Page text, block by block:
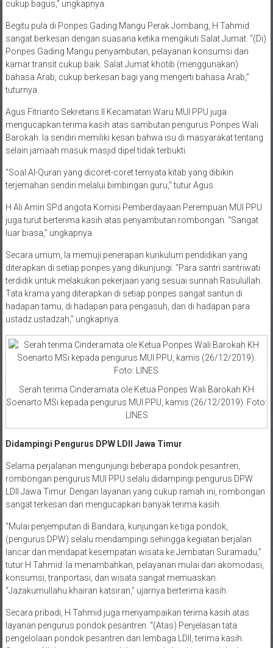
cukup bagus,” ungkapnya.
Begitu pula di Ponpes Gading Mangu Perak Jombang, H Tahmid
sangat berkesan dengan suasana ketika mengikuti Salat Jumat. “(Di)
Ponpes Gading Mangu penyambutan, pelayanan konsumsi dan
kamar transit cukup baik. Salat Jumat khotib (menggunakan)
bahasa Arab, cukup berkesan bagi yang mengerti bahasa Arab,”
tuturnya.
Agus Fitrianto Sekretaris II Kecamatan Waru MUI PPU juga
mengucapkan terima kasih atas sambutan pengurus Ponpes Wali
Barokah. Ia sendiri memiliki kesan bahwa isu di masyarakat tentang
selain jamaah masuk masjid dipel tidak terbukti.
“Soal Al-Quran yang dicoret-coret ternyata kitab yang dibikin
terjemahan sendiri melalui bimbingan guru,” tutur Agus.
H Ali Amin SPd angota Komisi Pemberdayaan Perempuan MUI PPU
juga turut berterima kasih atas penyambutan rombongan. “Sangat
luar biasa,” ungkapnya.
Secara umum, Ia memuji penerapan kurikulum pendidikan yang
diterapkan di setiap ponpes yang dikunjungi. “Para santri santriwati
terdidik untuk melakukan pekerjaan yang sesuai sunnah Rasulullah.
Tata krama yang diterapkan di setiap ponpes sangat santun di
hadapan tamu, di hadapan para pengasuh, dan di hadapan para
ustadz ustadzah,” ungkapnya.
Serah terima Cinderamata ole Ketua Ponpes Wali Barokah KH
Soenarto MSi kepada pengurus MUI PPU, kamis (26/12/2019). Foto:
LINES
Didampingi Pengurus DPW LDII Jawa Timur
Selama perjalanan mengunjungi beberapa pondok pesantren,
rombongan pengurus MUI PPU selalu didampingi pengurus DPW
LDII Jawa Timur. Dengan layanan yang cukup ramah ini, rombongan
sangat terkesan dan mengucapkan banyak terima kasih.
“Mulai penjemputan di Bandara, kunjungan ke tiga pondok,
(pengurus DPW) selalu mendampingi sehingga kegiatan berjalan
lancar dan mendapat kesempatan wisata ke Jembatan Suramadu,”
tutur H Tahmid. Ia menambahkan, pelayanan mulai dari akomodasi,
konsumsi, tranportasi, dan wisata sangat memuaskan.
“Jazakumullahu khairan katsiran,” ujarnya berterima kasih.
Secara pribadi, H Tahmid juga menyampaikan terima kasih atas
layanan pengurus pondok pesantren. “(Atas) Penjelasan tata
pengelolaan pondok pesantren dan lembaga LDII, terima kasih.